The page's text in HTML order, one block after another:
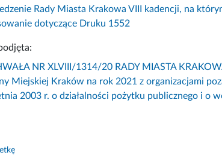
Rady Miasta Krakowa VIII kadencji, na
dotyczące Druku 1552
NR XLVIII/1314/20 RADY MIASTA
Miejskiej Kraków na rok 2021 z organizacjami
2003 r. o działalności pożytku publicznego i o